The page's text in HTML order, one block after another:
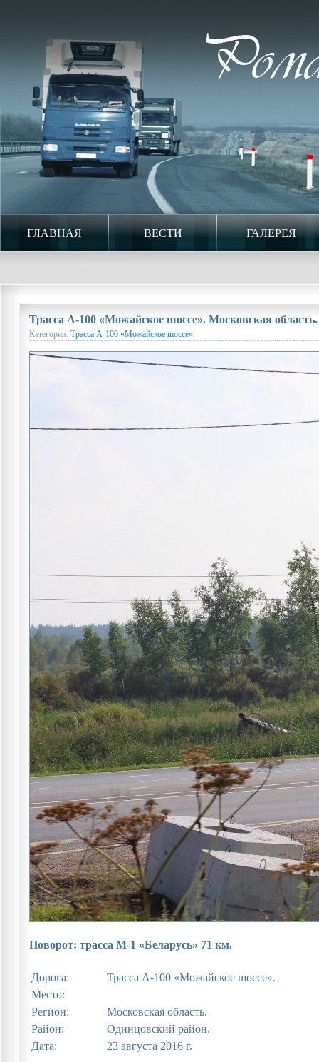
ГЛАВНАЯ ВЕСТИ ГАЛЕРЕЯ
Трасса А-100 «Можайское шоссе». Московская
Категория: Трасса А-100 «Можайское шоссе».
Поворот: трасса М-1 «Беларусь» 71 км.
Дорога:
Трасса А-100 «Можайское шоссе».
Место:
Регион:
Московская область.
Район:
Одинцовский район.
Дата:
23 августа 2016 г.